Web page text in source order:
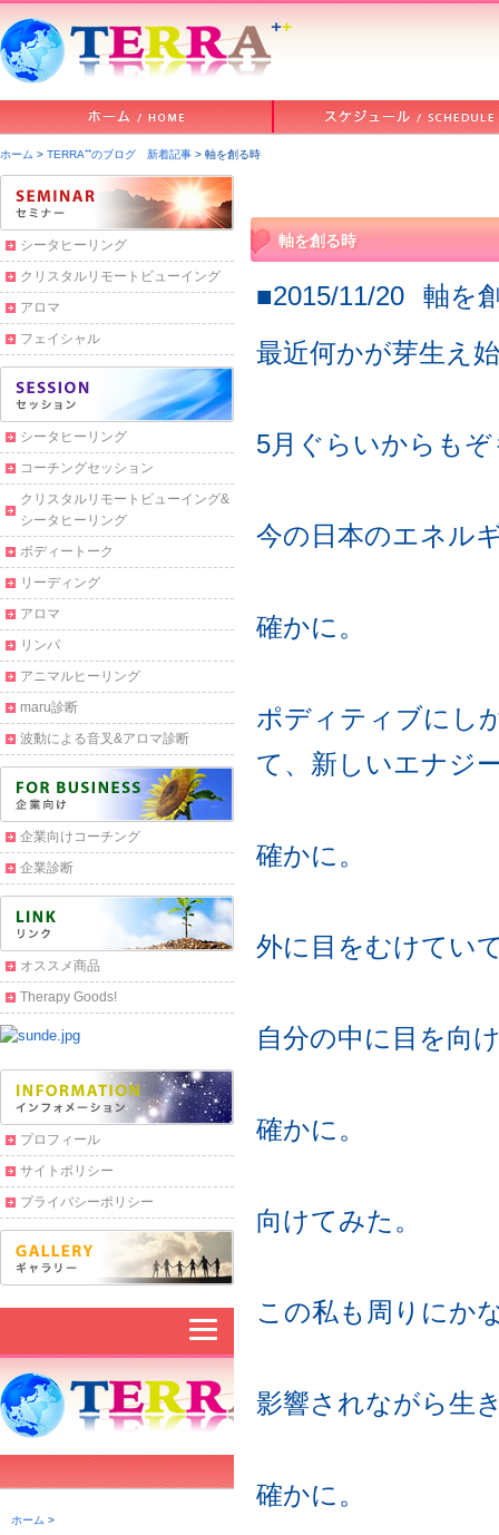
ホーム > TERRA⁺⁺のブログ 新着記事 > 軸を創る時
軸を創る時
■2015/11/20
軸を
最近何かが芽生え
5月ぐらいからも
今の日本のエネル
確かに。
ポディティブにし
て、新しいエナジ
確かに。
外に目をむけてい
自分の中に目を向
確かに。
向けてみた。
この私も周りにか
影響されながら生
確かに。
シータヒーリング
クリスタルリモートビューイング
アロマ
フェイシャル
シータヒーリング
コーチングセッション
クリスタルリモートビューイング&
シータヒーリング
ボディートーク
リーディング
アロマ
リンパ
アニマルヒーリング
maru診断
波動による音叉&アロマ診断
企業向けコーチング
企業診断
オススメ商品
Therapy Goods!
プロフィール
サイトポリシー
プライバシーポリシー